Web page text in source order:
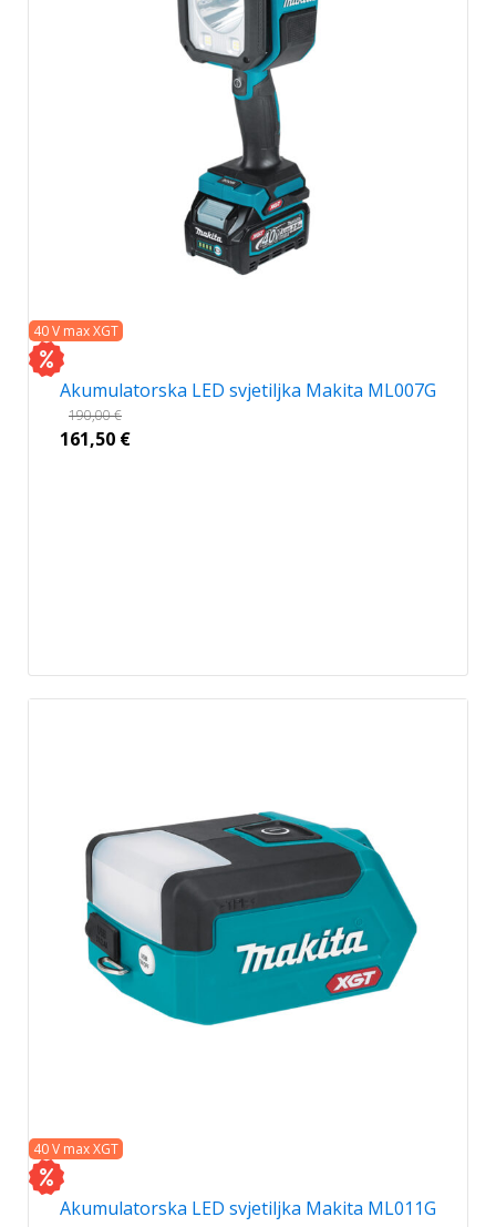
40 V max XGT
Akumulatorska LED svjetiljka Makita ML007G
190,00€
161,50 €
40 V max XGT
Akumulatorska LED svjetiljka Makita ML011G